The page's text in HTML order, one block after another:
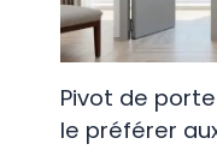
Pivot de
le préférer